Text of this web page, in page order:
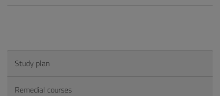
Study plan
Remedial courses